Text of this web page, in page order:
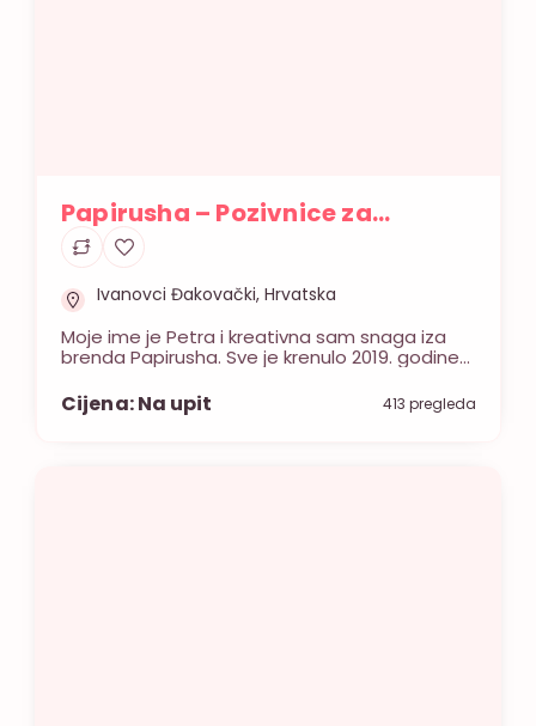
Papirusha – Pozivnice za
vjenčanje
Ivanovci Đakovački, Hrvatska
Moje ime je Petra i kreativna sam snaga iza
brenda Papirusha. Sve je krenulo 2019. godine
nešto opipljivo i lijepo, a danas u svojoj maloj
radionici u srcu Slavonije dizajniram pozivnice
Cijena: Na upit 413 pregleda